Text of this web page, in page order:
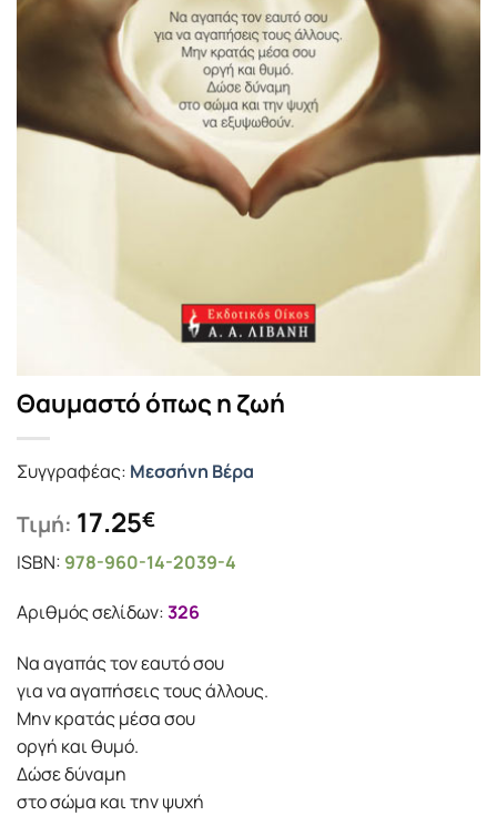
Θαυμαστό όπως η ζωή
Συγγραφέας: Μεσσήνη Bέρα
Τιμή: 17.25€
ISBN: 978-960-14-2039-4
Αριθμός σελίδων:326
Να αγαπάς τον εαυτό σου
για να αγαπήσεις τους άλλους.
Μην κρατάς μέσα σου
οργή και θυμό.
Δώσε δύναμη
στο σώμα και την ψυχή